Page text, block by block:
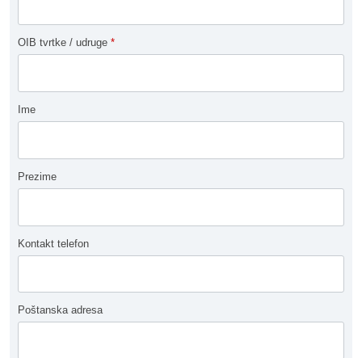
OIB tvrtke / udruge *
Ime
Prezime
Kontakt telefon
Poštanska adresa